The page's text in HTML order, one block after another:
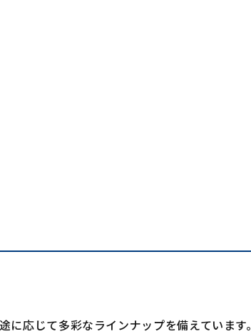
応じて多彩なラインナップを備えています。